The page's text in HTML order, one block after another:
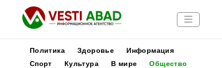
Политика Здоровье
Информация
Спорт
Культура В мире
Общество